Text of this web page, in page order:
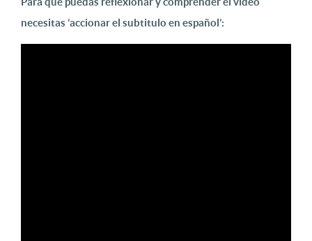
necesitas ‘accionar el subtitulo en español’: